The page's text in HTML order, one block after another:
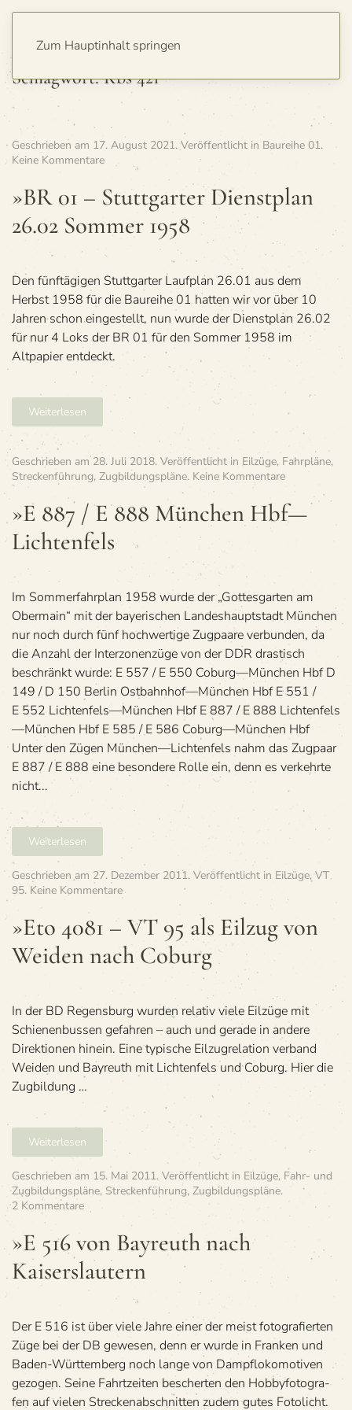
Zum Hauptinhalt springen
Schlagwort:Kbs 421
Geschrieben am 17. August 2021. Veröffentlicht in Baureihe 01.
Keine Kommentarezu
01
–
gar­
plan
26.02
Som­
mer 1958
»BR 01 – Stutt­gar­ter Dienst­plan
26.02 Som­mer 1958
Den fünftägigen Stuttgarter Laufplan 26.01 aus dem
Herbst 1958 für die Baureihe 01 hatten wir vor über 10
Jahren schon eingestellt, nun wurde der Dienstplan 26.02
für nur 4 Loks der BR 01 für den Sommer 1958 im
Altpapier entdeckt.
Weiterlesen
Geschrieben am28. Juli 2018. Veröffentlicht in Eilzüge, Fahrpläne,
Streckenführung, Zugbildungspläne. Keine Kommentarezu
887
/
—
Lichtenfels
»E 887 / E 888 Mün­chen Hbf—
Lichtenfels
Im Som­mer­fahr­plan 1958 wurde der „Got­tes­gar­ten am
Ober­main“ mit der baye­ri­schen Lan­des­haupt­stadt Mün­chen
nur noch durch fünf hoch­wer­tige Zug­paare ver­bun­den, da
die Anzahl der Inter­zo­nen­züge von der DDR dras­tisch
beschränkt wurde: E 557 / E 550 Coburg—München Hbf D
149 / D 150 Ber­lin Ostbahnhof—München Hbf E 551 /
E 552 Lichtenfels—München Hbf E 887 / E 888 Lichtenfels
—München Hbf E 585 / E 586 Coburg—München Hbf
Unter den Zügen München—Lichtenfels nahm das Zug­paar
E 887 / E 888 eine beson­dere Rolle ein, denn es ver­kehrte
nicht...
Weiterlesen
Geschrieben am 27. Dezember 2011. Veröffentlicht in Eilzüge, VT
95. Keine Kommentarezu
4081
VT
95
zug
von
Wei­
den
nach
Coburg
»Eto 4081 – VT 95 als Eil­zug von
Wei­den nach Coburg
In der BD Regensburg wurden relativ viele Eilzüge mit
Schienenbussen gefahren – auch und gerade in andere
Direktionen hinein. Eine typische Eilzugrelation verband
Weiden und Bayreuth mit Lichtenfels und Coburg. Hier die
Zugbildung …
Weiterlesen
Geschrieben am 15. Mai 2011. Veröffentlicht in Eilzüge, Fahr- und
Zugbildungspläne, Streckenführung, Zugbildungspläne.
2 Kommentarezu
von
Bay­
reuth
»E 516 von Bay­reuth nach
Kaiserslautern
Der E 516 ist über viele Jahre einer der meist foto­gra­fier­ten
Züge bei der DB gewe­sen, denn er wurde in Fran­ken und
Baden-Würt­tem­berg noch lange von Dampf­lo­ko­mo­ti­ven
gezo­gen. Seine Fahrt­zei­ten bescher­ten den Hob­by­fo­to­gra­
fen auf vie­len Stre­cken­ab­schnit­ten zudem gutes Fotolicht.